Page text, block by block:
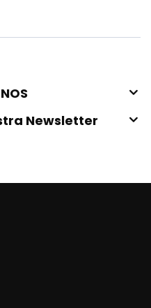
Newsletter